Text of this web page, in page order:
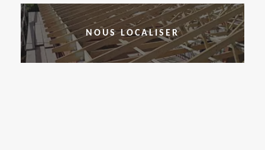
NOUS LOCALISER